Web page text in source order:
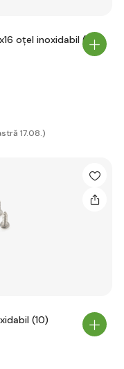
oțel inoxidabil (10)
17.08.)
(10)